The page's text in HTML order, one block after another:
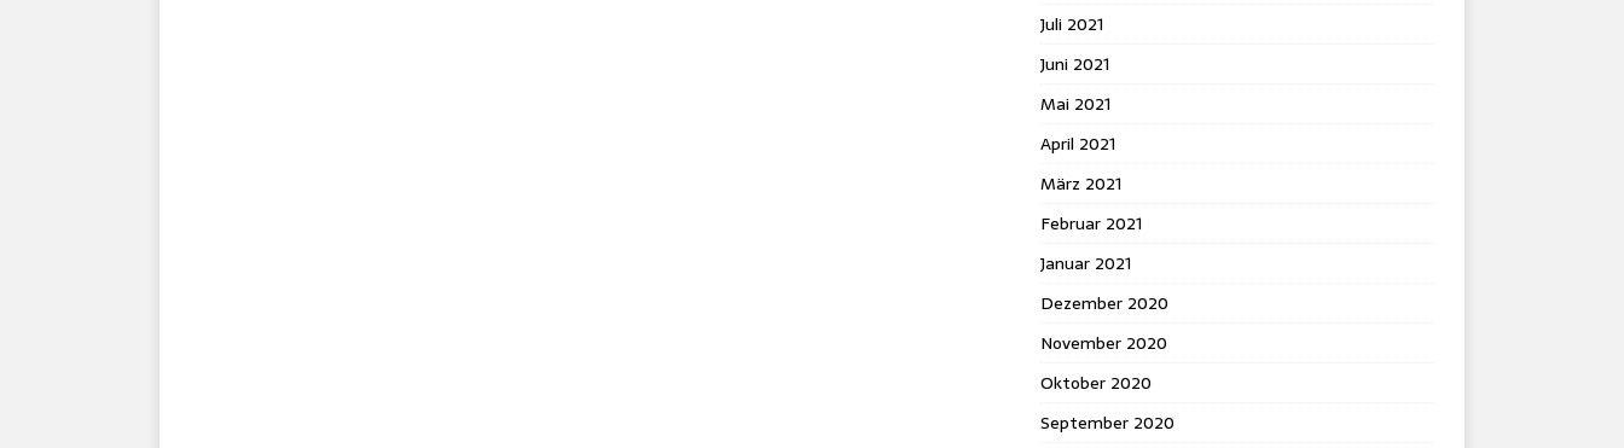
Juli 2021
Juni 2021
Mai 2021
April 2021
März 2021
Februar 2021
Januar 2021
Dezember 2020
November 2020
Oktober 2020
September 2020